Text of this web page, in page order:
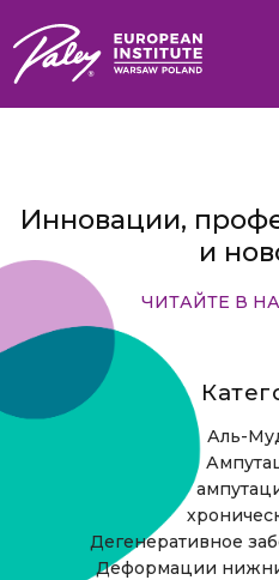
Инновации,
и
ЧИТАЙТЕ В
Аль-
Дегенеративное
Деформации